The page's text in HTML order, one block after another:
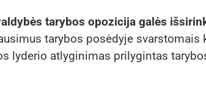
tarybos opozicija galės
tarybos posėdyje svarstomais
lyderio atlyginimas prilygintas